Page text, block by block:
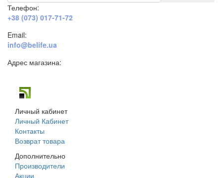
Телефон:
+38 (073) 017-71-72
Email:
info@belife.ua
Адрес магазина:
Личный кабинет
Личный Кабинет
Контакты
Возврат товара
Дополнительно
Производители
Акции